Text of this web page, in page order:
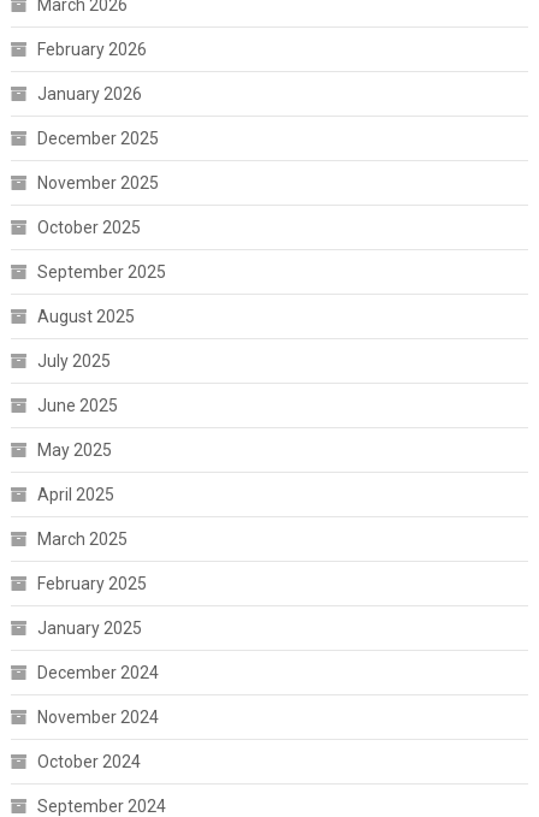
March 2026
February 2026
January 2026
December 2025
November 2025
October 2025
September 2025
August 2025
July 2025
June 2025
May 2025
April 2025
March 2025
February 2025
January 2025
December 2024
November 2024
October 2024
September 2024